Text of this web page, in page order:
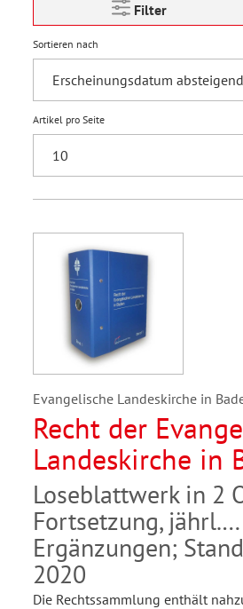
Filter
Sortieren nach
Artikel pro Seite
Evangelische Landeskirche in
Recht der
Landeskirche in
Loseblattwerk in 2
Fortsetzung, jährl.
Ergänzungen;
2020
Die Rechtssammlung enthält